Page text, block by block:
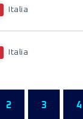
Italia
Italia
2 3 4